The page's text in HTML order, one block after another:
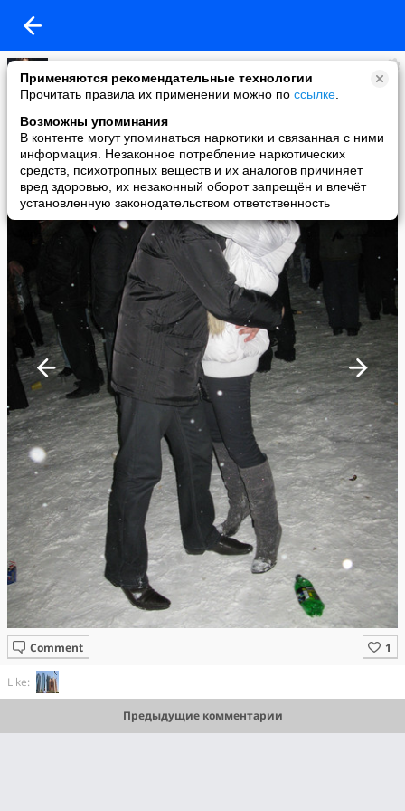
Применяются рекомендательные технологии
Прочитать правила их применении можно по ссылке
Возможны упоминания
В контенте могут упоминаться наркотики и связанная с ними
информация. Незаконное потребление наркотических
средств, психотропных веществ и их аналогов причиняет
вред здоровью, их незаконный оборот запрещён и влечёт
установленную законодательством ответственность
Лилия Русина
added a photo
10 Jan в 21:41
Comment
Like:
Предыдущие комментарии